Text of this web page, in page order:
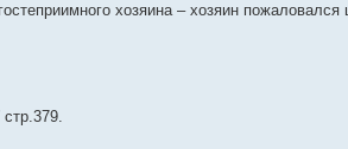
хозяина – хозяин